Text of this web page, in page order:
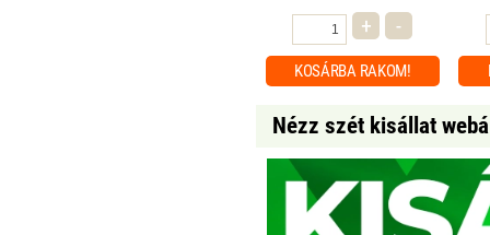
+ -
KOSÁRBA RAKOM!
Nézz szét kisállat